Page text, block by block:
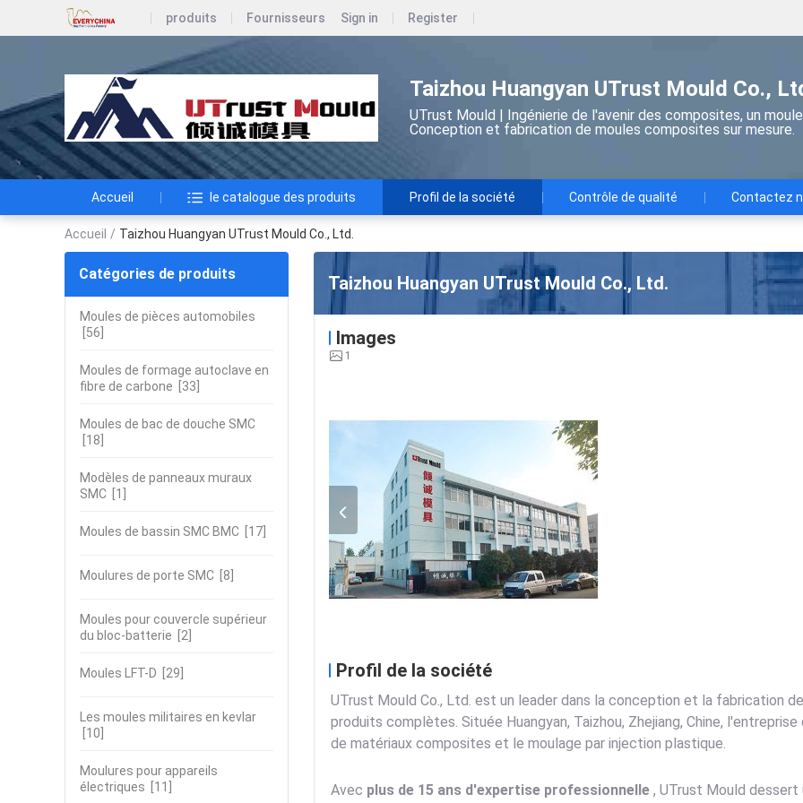
produits Fournisseurs Sign in Register
Taizhou Huangyan UTrust Mould Co.,
UTrust Mould | Ingénierie de l'avenir des composites, un
Conception et fabrication de moules composites sur mesure.
Accueil le catalogue des produits Profil de la société Contrôle de qualité Contactez
Accueil / Taizhou Huangyan UTrust Mould Co., Ltd.
Catégories de produits
Moules de pièces automobiles
[56]
Moules de formage autoclave en
fibre de carbone [33]
Moules de bac de douche SMC
[18]
Modèles de panneaux muraux
SMC [1]
Moules de bassin SMC BMC [17]
Moulures de porte SMC [8]
Moules pour couvercle supérieur
du bloc-batterie [2]
Moules LFT-D [29]
Les moules militaires en kevlar
[10]
Moulures pour appareils
électriques [11]
Taizhou Huangyan UTrust Mould Co., Ltd.
Images
1
Profil de la société
UTrust Mould Co., Ltd. est un leader dans la conception et la fabrication
produits complètes. Située Huangyan, Taizhou, Zhejiang, Chine,
de matériaux composites et le moulage par injection plastique.
Avec plus de 15 ans d'expertise professionnelle , UTrust Mould